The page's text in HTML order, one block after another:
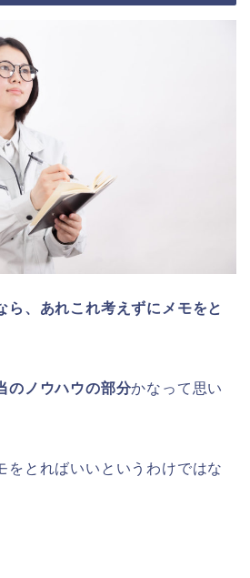
ら、あれこれ考えずにメモをと
のノウハウの部分かなって思い
をとればいいというわけではな